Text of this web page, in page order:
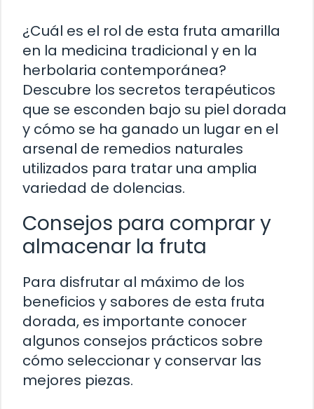
¿Cuál es el rol de esta fruta amarilla
en la medicina tradicional y en la
herbolaria contemporánea?
Descubre los secretos terapéuticos
que se esconden bajo su piel dorada
y cómo se ha ganado un lugar en el
arsenal de remedios naturales
utilizados para tratar una amplia
variedad de dolencias.
Consejos para comprar y
almacenar la fruta
Para disfrutar al máximo de los
beneficios y sabores de esta fruta
dorada, es importante conocer
algunos consejos prácticos sobre
cómo seleccionar y conservar las
mejores piezas.